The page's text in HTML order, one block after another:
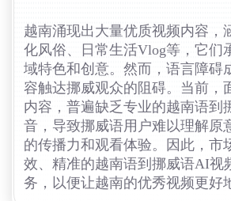
越南涌现出大量优质视频内容，
化风俗、日常生活Vlog等，它们
域特色和创意。然而，语言障碍
容触达挪威观众的阻碍。当前，
内容，普遍缺乏专业的越南语到
音，导致挪威语用户难以理解原
的传播力和观看体验。因此，市
效、精准的越南语到挪威语AI视
务，以便让越南的优秀视频更好